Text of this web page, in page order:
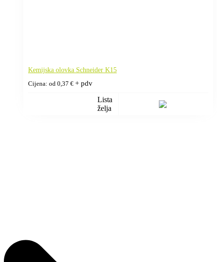
Kemijska olovka Schneider K15
Cijena: od 0,37 € + pdv
Lista
želja